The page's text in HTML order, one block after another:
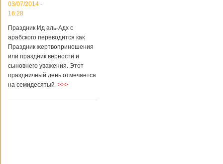
03/07/2014 -
16:28
Праздник Ид аль-Адх с
арабского переводится как
Праздник жертвоприношения
или праздник верности и
сыновнего уважения. Этот
праздничный день отмечается
на семидесятый >>>